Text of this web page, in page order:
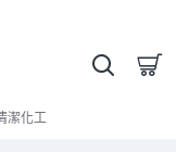
潔化工